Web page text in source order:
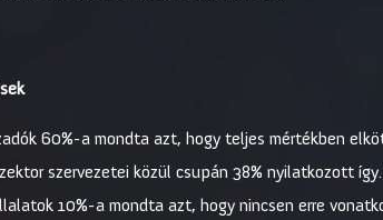
60%-a mondta azt, hogy teljes mértékben
szervezetei közül csupán 38% nyilatkozott
10%-a mondta azt, hogy nincsen erre